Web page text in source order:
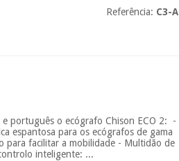
Referência: C3-A
e português o ecógrafo Chison ECO 2: -
espantosa para os ecógrafos de gama
para facilitar a mobilidade - Multidão de
inteligente: ...